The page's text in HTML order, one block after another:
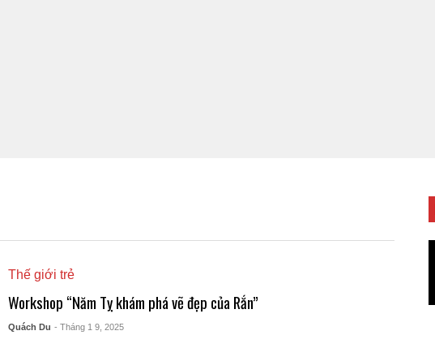
Thế giới trẻ
Workshop “Năm Tỵ khám phá vẽ đẹp của Rắn”
Quách Du - Tháng 1 9, 2025